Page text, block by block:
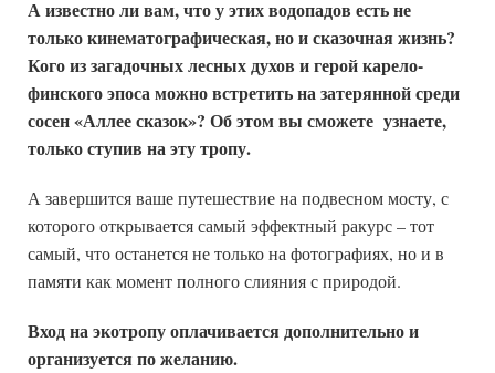
А известно ли вам, что у этих водопадов есть не
только кинематографическая, но и сказочная жизнь?
Кого из загадочных лесных духов и герой карело-
финского эпоса можно встретить на затерянной среди
сосен «Аллее сказок»? Об этом вы сможете узнаете,
только ступив на эту тропу.
А завершится ваше путешествие на подвесном мосту, с
которого открывается самый эффектный ракурс – тот
самый, что останется не только на фотографиях, но и в
памяти как момент полного слияния с природой.
Вход на экотропу оплачивается дополнительно и
организуется по желанию.